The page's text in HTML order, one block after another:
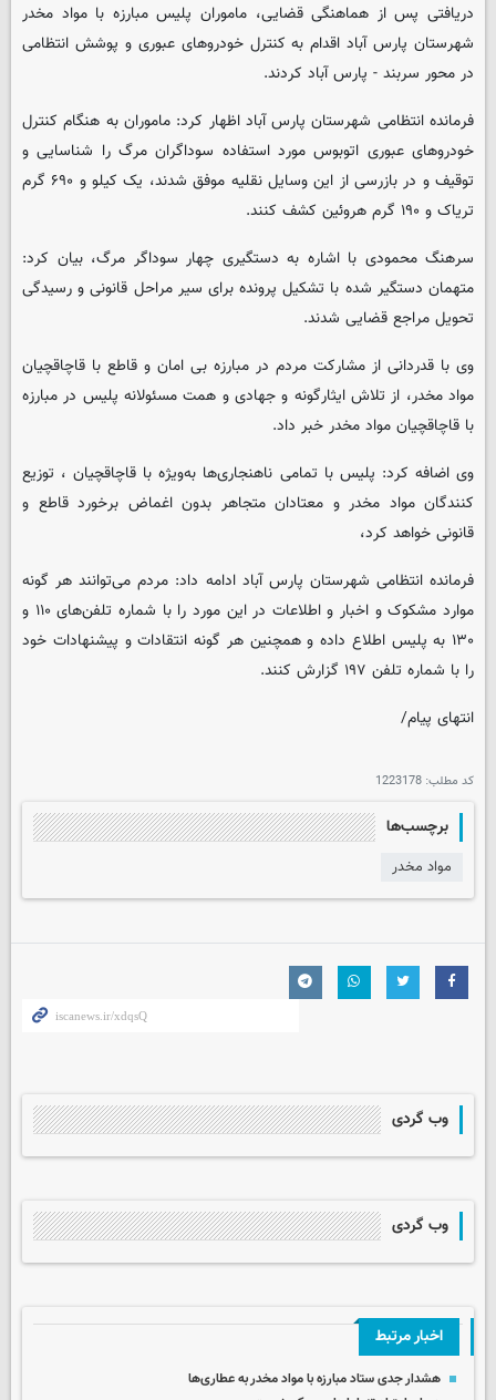
دریافتی پس از هماهنگی قضایی، ماموران پلیس مبارزه با مواد مخدر
شهرستان پارس آباد اقدام به کنترل خودروهای عبوری و پوشش انتظامی
در محور سربند - پارس آباد کردند.
فرمانده انتظامی شهرستان پارس آباد اظهار کرد: ماموران به هنگام کنترل
خودروهای عبوری اتوبوس مورد استفاده سوداگران مرگ را شناسایی و
توقیف و در بازرسی از این وسایل نقلیه موفق شدند، یک کیلو و ۶۹۰ گرم
تریاک و ۱۹۰ گرم هروئین کشف کنند.
سرهنگ محمودی با اشاره به دستگیری چهار سوداگر مرگ، بیان کرد:
متهمان دستگیر شده با تشکیل پرونده برای سیر مراحل قانونی و رسیدگی
تحویل مراجع قضایی شدند.
وی با قدردانی از مشارکت مردم در مبارزه بی امان و قاطع با قاچاقچیان
مواد مخدر، از تلاش ایثارگونه و جهادی و همت مسئولانه پلیس در مبارزه
با قاچاقچیان مواد مخدر خبر داد.
وی اضافه کرد: پلیس با تمامی ناهنجاری‌ها به‌ویژه با قاچاقچیان ، توزیع
کنندگان مواد مخدر و معتادان متجاهر بدون اغماض برخورد قاطع و
قانونی خواهد کرد،
فرمانده انتظامی شهرستان پارس آباد ادامه داد: مردم می‌توانند هر گونه
موارد مشکوک و اخبار و اطلاعات در این مورد را با شماره تلفن‌های ۱۱۰ و
۱۳۰ به پلیس اطلاع داده و همچنین هر گونه انتقادات و پیشنهادات خود
را با شماره تلفن ۱۹۷ گزارش کنند.
انتهای پیام/
کد مطلب: 1223178
برچسب‌ها
مواد مخدر
وب گردی
وب گردی
اخبار مرتبط
هشدار جدی ستاد مبارزه با مواد مخدر به عطاری‌ها